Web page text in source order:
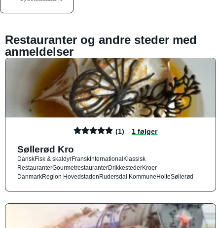
Restauranter og andre steder med
anmeldelser
(1) 1 følger
Søllerød Kro
DanskFisk & skaldyrFranskInternationalKlassisk
RestauranterGourmetrestauranterDrikkestederKroer
DanmarkRegion HovedstadenRudersdal KommuneHolteSøllerød